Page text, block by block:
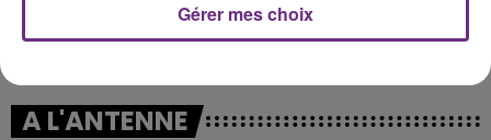
Frerot Tik Tok
A L'ANTENNE
Gérer mes choix